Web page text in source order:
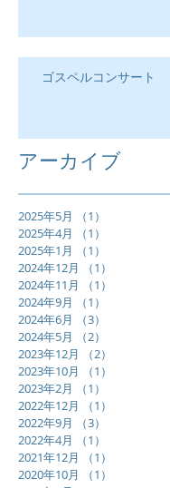
ゴスペルコンサート
アーカイブ
2025年5月 （1）
2025年4月
（1）
2025年1月
（1）
2024年12月
（1）
2024年11月
（1）
2024年9月
（1）
2024年6月
（3）
2024年5月
（2）
2023年12月
（2）
2023年10月
（1）
2023年2月
（1）
2022年12月
（1）
2022年9月
（3）
2022年4月
（1）
2021年12月
（1）
2020年10月
（1）